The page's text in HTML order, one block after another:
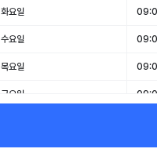
화요일
수요일
목요일
금요일
일요일